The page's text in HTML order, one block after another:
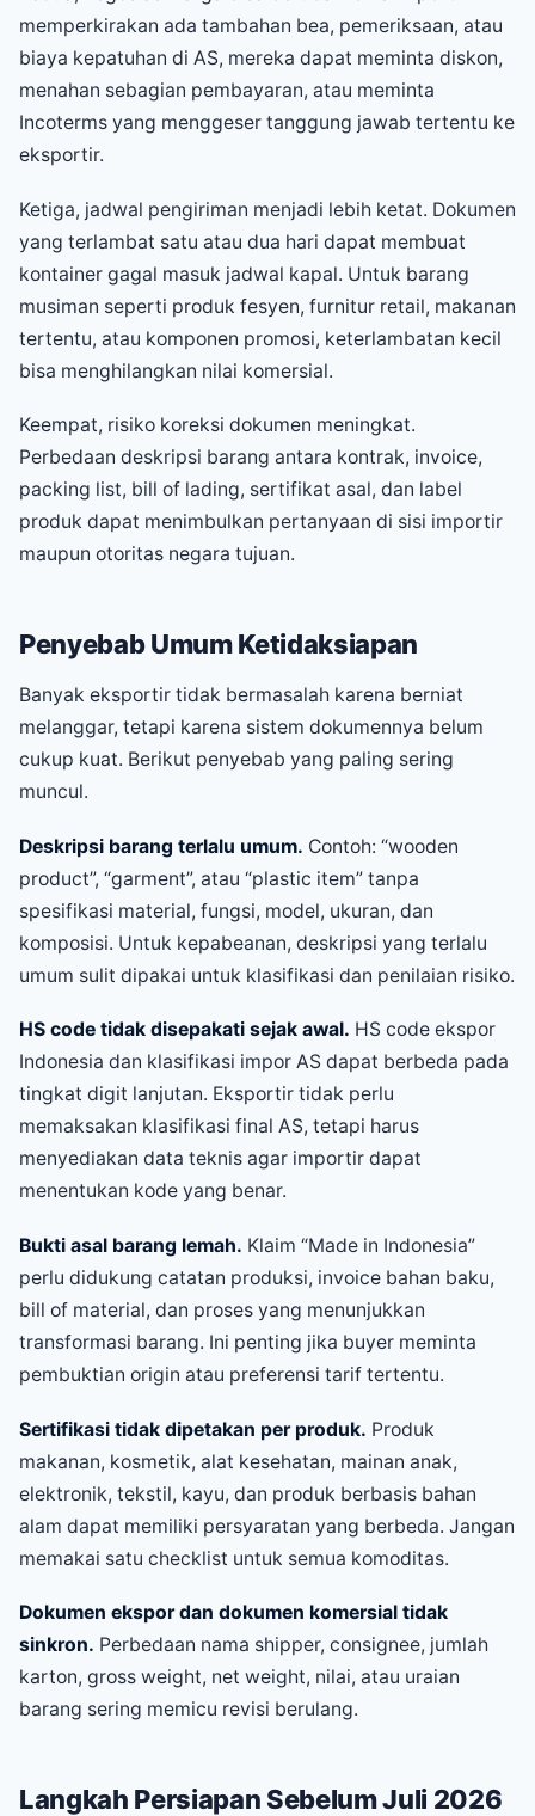
memperkirakan ada tambahan bea, pemeriksaan, atau
biaya kepatuhan di AS, mereka dapat meminta diskon,
menahan sebagian pembayaran, atau meminta
Incoterms yang menggeser tanggung jawab tertentu ke
eksportir.
Ketiga, jadwal pengiriman menjadi lebih ketat. Dokumen
yang terlambat satu atau dua hari dapat membuat
kontainer gagal masuk jadwal kapal. Untuk barang
musiman seperti produk fesyen, furnitur retail, makanan
tertentu, atau komponen promosi, keterlambatan kecil
bisa menghilangkan nilai komersial.
Keempat, risiko koreksi dokumen meningkat.
Perbedaan deskripsi barang antara kontrak, invoice,
packing list, bill of lading, sertifikat asal, dan label
produk dapat menimbulkan pertanyaan di sisi importir
maupun otoritas negara tujuan.
Penyebab Umum Ketidaksiapan
Banyak eksportir tidak bermasalah karena berniat
melanggar, tetapi karena sistem dokumennya belum
cukup kuat. Berikut penyebab yang paling sering
muncul.
Deskripsi barang terlalu umum. Contoh: “wooden
product”, “garment”, atau “plastic item” tanpa
spesifikasi material, fungsi, model, ukuran, dan
komposisi. Untuk kepabeanan, deskripsi yang terlalu
umum sulit dipakai untuk klasifikasi dan penilaian risiko.
HS code tidak disepakati sejak awal. HS code ekspor
Indonesia dan klasifikasi impor AS dapat berbeda pada
tingkat digit lanjutan. Eksportir tidak perlu
memaksakan klasifikasi final AS, tetapi harus
menyediakan data teknis agar importir dapat
menentukan kode yang benar.
Bukti asal barang lemah. Klaim “Made in Indonesia”
perlu didukung catatan produksi, invoice bahan baku,
bill of material, dan proses yang menunjukkan
transformasi barang. Ini penting jika buyer meminta
pembuktian origin atau preferensi tarif tertentu.
Sertifikasi tidak dipetakan per produk. Produk
makanan, kosmetik, alat kesehatan, mainan anak,
elektronik, tekstil, kayu, dan produk berbasis bahan
alam dapat memiliki persyaratan yang berbeda. Jangan
memakai satu checklist untuk semua komoditas.
Dokumen ekspor dan dokumen komersial tidak
sinkron. Perbedaan nama shipper, consignee, jumlah
karton, gross weight, net weight, nilai, atau uraian
barang sering memicu revisi berulang.
Langkah Persiapan Sebelum Juli 2026